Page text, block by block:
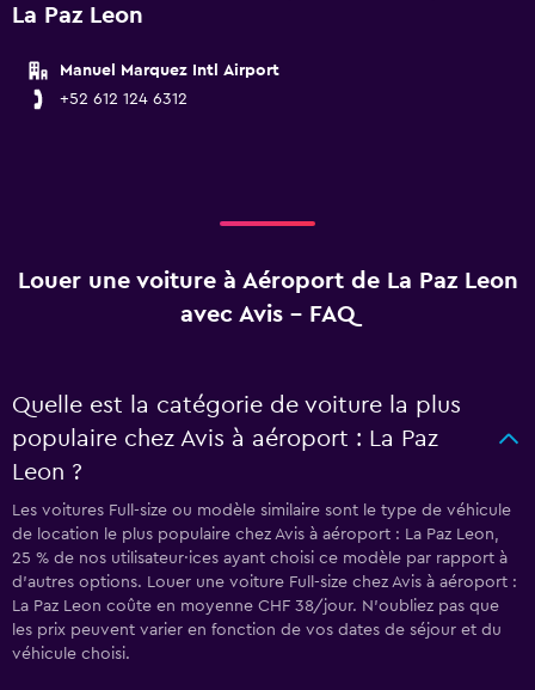
La Paz Leon
Manuel Marquez Intl Airport
+52 612 124 6312
Louer une voiture à Aéroport de La Paz Leon
avec Avis - FAQ
Quelle est la catégorie de voiture la plus
populaire chez Avis à aéroport : La Paz
Leon ?
Les voitures Full-size ou modèle similaire sont le type de véhicule
de location le plus populaire chez Avis à aéroport : La Paz Leon,
25 % de nos utilisateur·ices ayant choisi ce modèle par rapport à
d’autres options. Louer une voiture Full-size chez Avis à aéroport :
La Paz Leon coûte en moyenne CHF 38/jour. N'oubliez pas que
les prix peuvent varier en fonction de vos dates de séjour et du
véhicule choisi.